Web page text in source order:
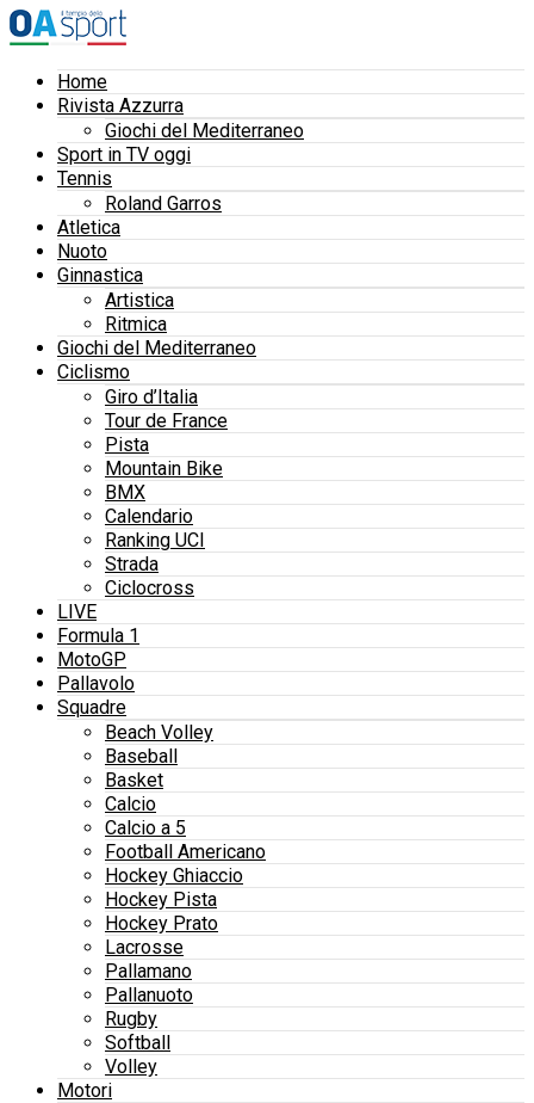
Home
Rivista Azzurra
Giochi del Mediterraneo
Sport in TV oggi
Tennis
Roland Garros
Atletica
Nuoto
Ginnastica
Artistica
Ritmica
Giochi del Mediterraneo
Ciclismo
Giro d’Italia
Tour de France
Pista
Mountain Bike
BMX
Calendario
Ranking UCI
Strada
Ciclocross
LIVE
Formula 1
MotoGP
Pallavolo
Squadre
Beach Volley
Baseball
Basket
Calcio
Calcio a 5
Football Americano
Hockey Ghiaccio
Hockey Pista
Hockey Prato
Lacrosse
Pallamano
Pallanuoto
Rugby
Softball
Volley
Motori